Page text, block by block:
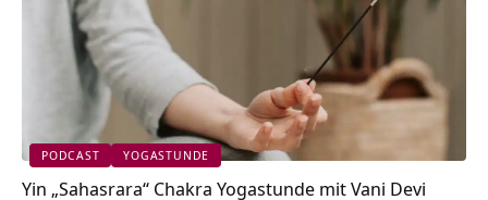
PODCAST YOGASTUNDE
Yin „Sahasrara“ Chakra Yogastunde mit Vani Devi